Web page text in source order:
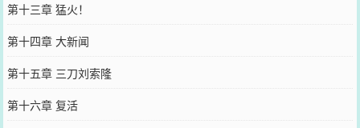
第十三章 猛火！
第十四章 大新闻
第十五章 三刀刘索隆
第十六章 复活